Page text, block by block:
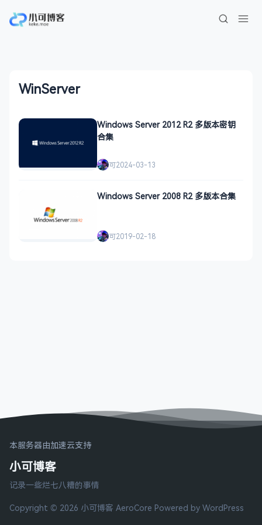
WinServer
Windows Server 2012 R2 多版本密钥
合集
可2024-03-13
Windows Server 2008 R2 多版本合集
可2019-02-18
本服务器由加速云支持
小可博客
记录一些烂七八糟的事情
Copyright © 2026 小可博客 AeroCore Powered by WordPress